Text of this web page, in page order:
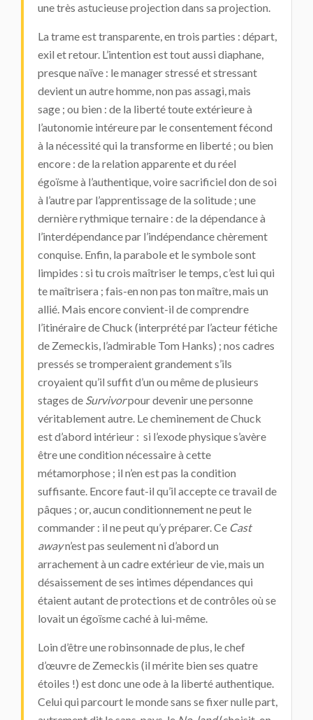
une très astucieuse projection dans sa projection.
La trame est transparente, en trois parties : départ,
exil et retour. L’intention est tout aussi diaphane,
presque naïve : le manager stressé et stressant
devient un autre homme, non pas assagi, mais
sage ; ou bien : de la liberté toute extérieure à
l’autonomie intéreure par le consentement fécond
à la nécessité qui la transforme en liberté ; ou bien
encore : de la relation apparente et du réel
égoïsme à l’authentique, voire sacrificiel don de soi
à l’autre par l’apprentissage de la solitude ; une
dernière rythmique ternaire : de la dépendance à
l’interdépendance par l’indépendance chèrement
conquise. Enfin, la parabole et le symbole sont
limpides : si tu crois maîtriser le temps, c’est lui qui
te maîtrisera ; fais-en non pas ton maître, mais un
allié. Mais encore convient-il de comprendre
l’itinéraire de Chuck (interprété par l’acteur fétiche
de Zemeckis, l’admirable Tom Hanks) ; nos cadres
pressés se tromperaient grandement s’ils
croyaient qu’il suffit d’un ou même de plusieurs
stages de Survivorpour devenir une personne
véritablement autre. Le cheminement de Chuck
est d’abord intérieur : si l’exode physique s’avère
être une condition nécessaire à cette
métamorphose ; il n’en est pas la condition
suffisante. Encore faut-il qu’il accepte ce travail de
pâques ; or, aucun conditionnement ne peut le
commander : il ne peut qu’y préparer. Ce Cast
awayn’est pas seulement ni d’abord un
arrachement à un cadre extérieur de vie, mais un
désaissement de ses intimes dépendances qui
étaient autant de protections et de contrôles où se
lovait un égoïsme caché à lui-même.
Loin d’être une robinsonnade de plus, le chef
d’œuvre de Zemeckis (il mérite bien ses quatre
étoiles !) est donc une ode à la liberté authentique.
Celui qui parcourt le monde sans se fixer nulle part,